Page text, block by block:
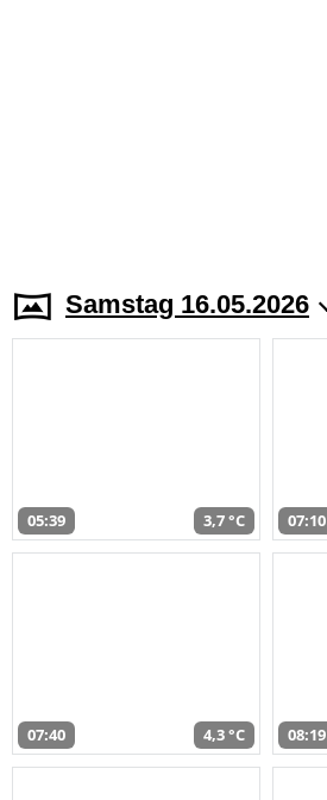
Samstag 16.05.2026
05:39 3,7 °C 07:10
07:40 4,3 °C 08:19